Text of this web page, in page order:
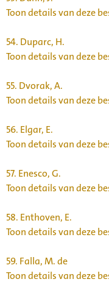
Toon details van deze
54. Duparc, H.
Toon details van deze
55. Dvorak, A.
Toon details van deze
56. Elgar, E.
Toon details van deze
57. Enesco, G.
Toon details van deze
58. Enthoven, E.
Toon details van deze
59. Falla, M. de
Toon details van deze